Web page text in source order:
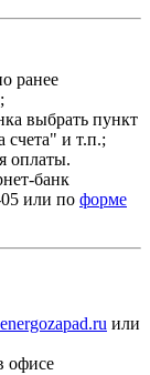
ранее
выбрать пункт
и т.п.;
оплаты.
банк
или по форме
или
офисе